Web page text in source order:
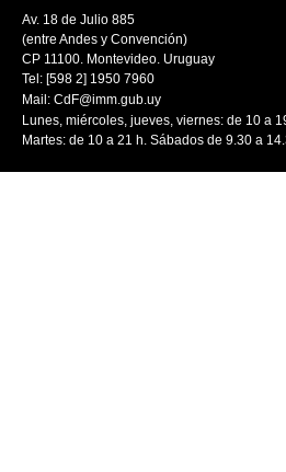
Av. 18 de Julio 885
(entre Andes y Convención)
CP 11100. Montevideo. Uruguay
Tel: [598 2] 1950 7960
Mail: CdF@imm.gub.uy
Lunes, miércoles, jueves, viernes: de 10 a
Martes: de 10 a 21 h. Sábados de 9.30 a